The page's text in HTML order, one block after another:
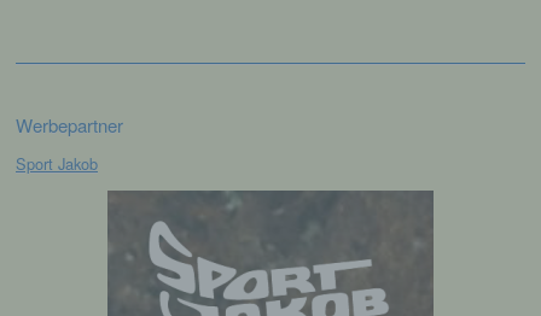
Werbepartner
Sport Jakob
Verarbeitung personenbezogener Daten, die
werden, um bestimmte persönliche Aspekte,
bezüglich Arbeitsleistung, wirtschaftlicher
Lage, Gesundheit, persönlicher Vorlieben,
Interessen, Zuverlässigkeit, Verhalten,
Aufenthaltsort oder Ortswechsel dieser
natürlichen Person zu analysieren oder
vorherzusagen.